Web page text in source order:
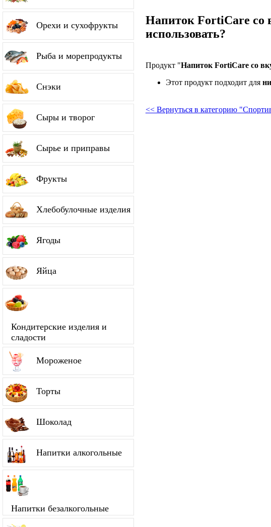
Орехи и сухофрукты
Рыба и морепродукты
Снэки
Сыры и творог
Сырье и приправы
Фрукты
Хлебобулочные изделия
Ягоды
Яйца
Кондитерские изделия и
сладости
Мороженое
Торты
Шоколад
Напитки алкогольные
Напитки безалкогольные
Напиток FortiCare со
использовать?
Продукт "Напиток FortiCare со
Этот продукт подходит для
<< Вернуться в категорию